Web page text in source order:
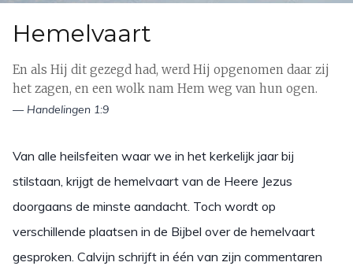
Hemelvaart
En als Hij dit gezegd had, werd Hij opgenomen daar zij
het zagen, en een wolk nam Hem weg van hun ogen.
— Handelingen 1:9
Van alle heilsfeiten waar we in het kerkelijk jaar bij
stilstaan, krijgt de hemelvaart van de Heere Jezus
doorgaans de minste aandacht. Toch wordt op
verschillende plaatsen in de Bijbel over de hemelvaart
gesproken. Calvijn schrijft in één van zijn commentaren